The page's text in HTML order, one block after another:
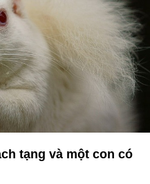
tạng và một con có